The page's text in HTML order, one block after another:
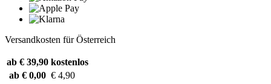
Versandkosten für Österreich
ab € 39,90 kostenlos
ab € 0,00 € 4,90